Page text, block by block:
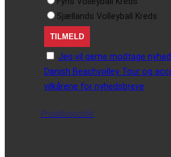
Sjællands Volleyball Kreds
Jeg vil gerne modtage
Danish Beachvolley Tour og
vilkårene for nyhedsbreve
Privatlivspolitik